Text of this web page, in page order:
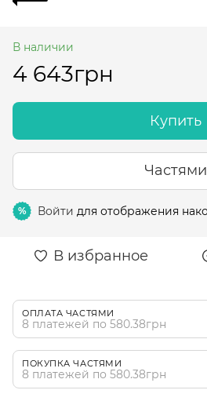
В наличии
4 643грн
Купить
Частями
% Войти для отображения
В избранное
ОПЛАТА ЧАСТЯМИ
8 платежей по 580.38грн
ПОКУПКА ЧАСТЯМИ
8 платежей по 580.38грн